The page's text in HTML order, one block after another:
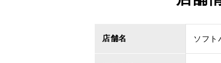
店舗名 ソフト